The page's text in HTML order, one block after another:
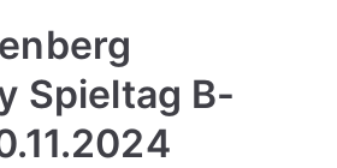
Spieltag B-